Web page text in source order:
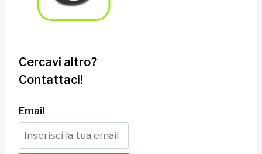
Cercavi altro?
Contattaci!
Email